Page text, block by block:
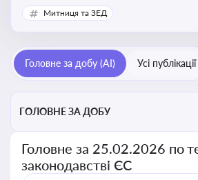
впливають на умови торгівлі, трудової
інтеграції та перспективу членства
Митниця та ЗЕД
Головне за добу (AI) Усі публікації
ГОЛОВНЕ ЗА ДОБУ
Головне за 25.02.2026 по
законодавстві ЄС